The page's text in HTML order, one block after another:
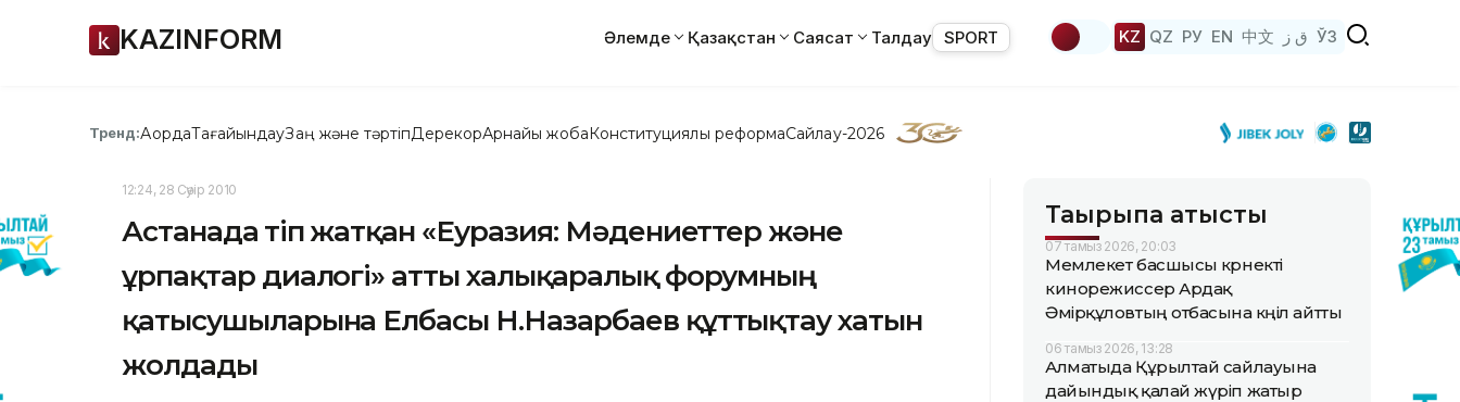
KAZINFORM Әлемде Қазақстан Саясат Талдау SPORT KZ QZ РУ EN 中文 ق ز ЎЗ
Тренд:АқордаТағайындауЗаң және тәртіпДерекқорАрнайы жобаКонституциялық реформаСайлау-2026
12:24, 28 Сәуір 2010
Астанада өтіп жатқан «Еуразия: Мәдениеттер және
ұрпақтар диалогі» атты халықаралық форумның
қатысушыларына Елбасы Н.Назарбаев құттықтау хатын
жолдады
Тақырыпқа қатысты
07 тамыз 2026, 20:03
Мемлекет басшысы көрнекті
кинорежиссер Ардақ
Әмірқұловтың отбасына көңіл айтты
06 тамыз 2026, 13:28
Алматыда Құрылтай сайлауына
дайындық қалай жүріп жатыр